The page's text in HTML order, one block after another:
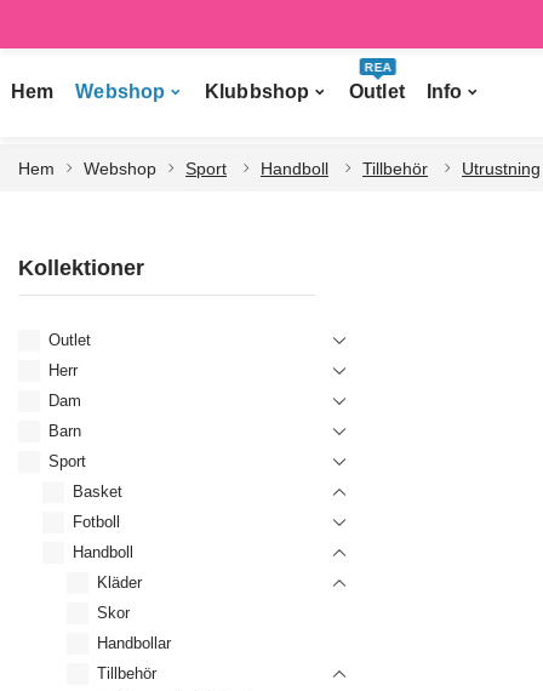
Hem Webshop Klubbshop Outlet
REA
Info
Hem Webshop Sport Handboll Tillbehör Utrustning
Kollektioner
Outlet
Herr
Dam
Barn
Sport
Basket
Fotboll
Handboll
Kläder
Skor
Handbollar
Tillbehör